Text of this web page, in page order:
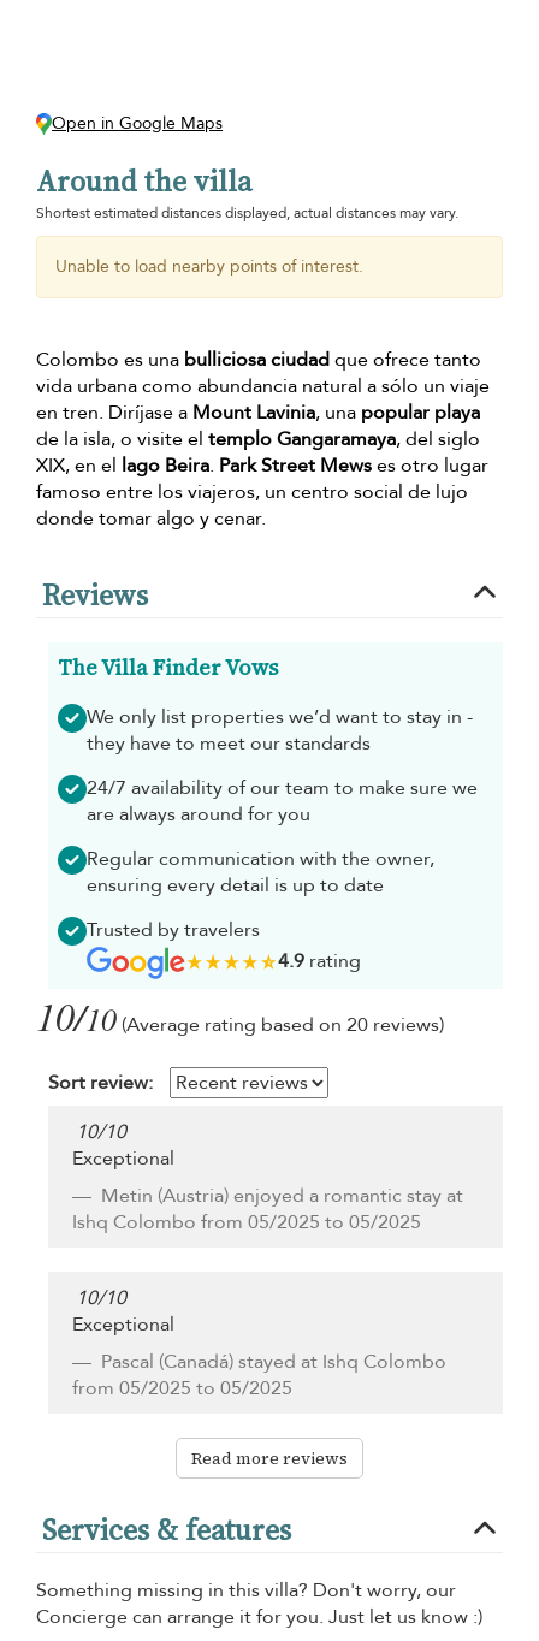
Open in Google Maps
Around the villa
Shortest estimated distances displayed, actual distances may vary.
Unable to load nearby points of interest.
Colombo es una bulliciosa ciudadque ofrece tanto
vida urbana como abundancia natural a sólo un viaje
en tren. Diríjase a Mount Lavinia, una popular playa
de la isla, o visite el templo Gangaramaya, del siglo
XIX, en el lago Beira. Park Street Mewses otro lugar
famoso entre los viajeros, un centro social de lujo
donde tomar algo y cenar.
Reviews
The Villa Finder Vows
We only list properties we’d want to stay in -
they have to meet our standards
24/7 availability of our team to make sure we
are always around for you
Regular communication with the owner,
ensuring every detail is up to date
Trusted by travelers
4.9rating
10/10 (Average rating based on 20 reviews)
Sort review:
10/10
Exceptional
Metin (Austria) enjoyed a romantic stay at
Ishq Colombo from 05/2025 to 05/2025
10/10
Exceptional
Pascal (Canadá) stayed at Ishq Colombo
from 05/2025 to 05/2025
Read more reviews
Services & features
Something missing in this villa? Don't worry, our
Concierge can arrange it for you. Just let us know :)